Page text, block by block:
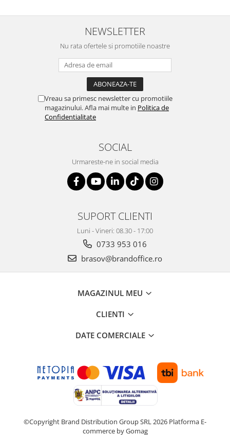
Ergnonomice
Tehnica si mobilier pentru birou
Folii laminare
Accesorii mobilier
Distrugatoare documente
Cosuri de gunoi pentru birou
Apa si bauturi racoritoare
Textile si confort pentru casa
Seturi si accesorii pentru vin
Rucsacuri si articole de calatorie
Trollere, genti si accesorii de voiaj
NEWSLETTER
Nu rata ofertele si promotiile noastre
Vreau sa primesc newsletter cu promotiile
magazinului. Afla mai multe in Politica de
Confidentialitate
SOCIAL
Urmareste-ne in social media
SUPORT CLIENTI
Luni - Vineri: 08.30 - 17:00
0733 953 016
brasov@brandoffice.ro
MAGAZINUL MEU
CLIENTI
DATE COMERCIALE
©Copyright Brand Distribution Group SRL 2026 Platforma E-
commerce by Gomag